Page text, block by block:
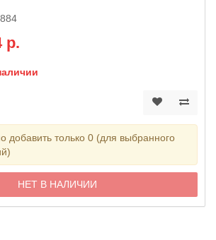
р.
добавить только 0 (для выбранного
НЕТ В НАЛИЧИИ